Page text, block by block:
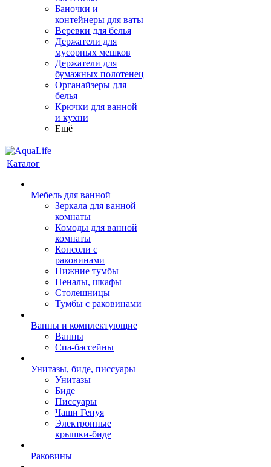
Баночки и
контейнеры для ваты
Веревки для белья
Держатели для
мусорных мешков
Держатели для
бумажных полотенец
Органайзеры для
белья
Крючки для ванной
и кухни
Ещё
Каталог
Мебель для ванной
Зеркала для ванной
комнаты
Комоды для ванной
комнаты
Консоли с
раковинами
Нижние тумбы
Пеналы, шкафы
Столешницы
Тумбы с раковинами
Ванны и комплектующие
Ванны
Спа-бассейны
Унитазы, биде, писсуары
Унитазы
Биде
Писсуары
Чаши Генуя
Электронные
крышки-биде
Раковины